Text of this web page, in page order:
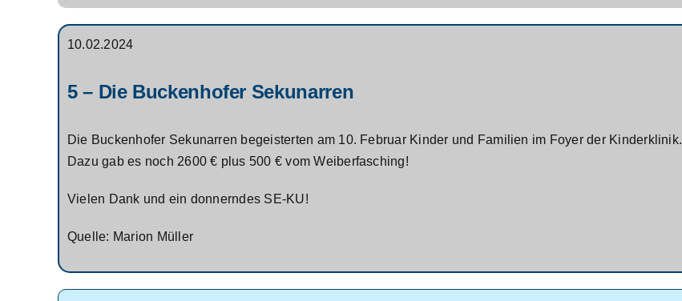
10.02.2024
5 – Die Buckenhofer Sekunarren
Die Buckenhofer Sekunarren begeisterten am 10. Februar Kinder und Familien im Foyer der Kinderklinik.
Dazu gab es noch 2600 € plus 500 € vom Weiberfasching!
Vielen Dank und ein donnerndes SE-KU!
Quelle: Marion Müller